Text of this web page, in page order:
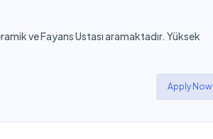
ve Fayans Ustası aramaktadır. Yüksek
Apply Now